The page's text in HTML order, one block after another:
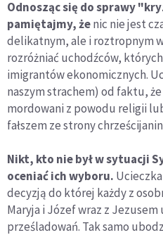
Odnosząc się do sprawy
pamiętajmy, żenic nie jest
delikatnym, ale i roztropnym
rozróżniać uchodźców,
imigrantów ekonomicznych.
naszym strachem) od faktu,
mordowani z powodu religii
fałszem ze strony
Nikt, kto nie był w sytuacji
oceniać ich wyboru.
decyzją do której każdy z
Maryja i Józef wraz z
prześladowań. Tak samo